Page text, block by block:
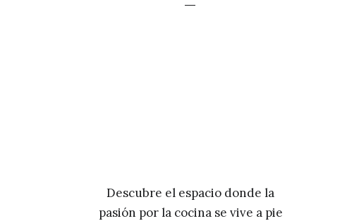
Descubre el espacio donde la
pasión por la cocina se vive a pie